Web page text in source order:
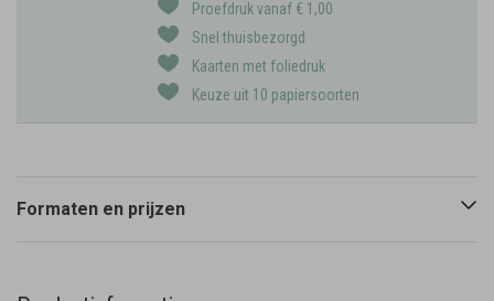
Proefdruk vanaf € 1,00
Snel thuisbezorgd
Kaarten met foliedruk
Keuze uit 10 papiersoorten
Formaten en prijzen